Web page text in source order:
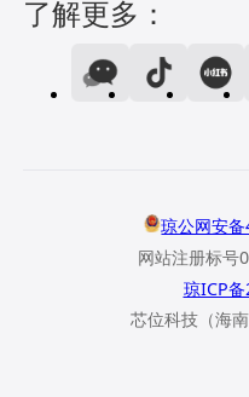
了解更多：
琼公网安
网站注册标号
琼ICP
芯位科技（海